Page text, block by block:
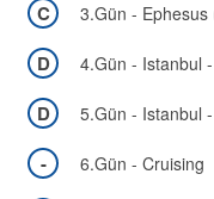
C 3.Gün -
D 4.Gün - Istanbul
D 5.Gün - Istanbul
- 6.Gün - Cruising